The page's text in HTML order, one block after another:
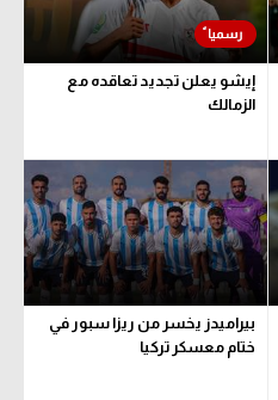
إيشو يعلن تجديد تعاقده مع
الزمالك
بيراميدز يخسر من ريزا سبور في
ختام معسكر تركيا